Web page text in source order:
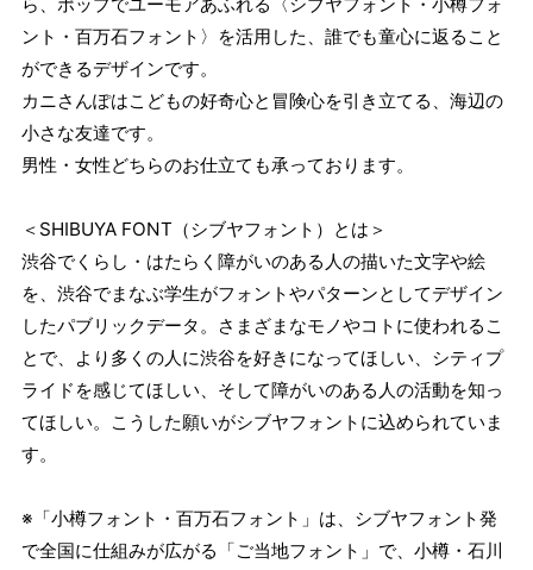
ント・百万石フォント〉を活用した、誰でも童心に返ること
ができるデザインです。
カニさんぽはこどもの好奇心と冒険心を引き立てる、海辺の
小さな友達です。
男性・女性どちらのお仕立ても承っております。
＜SHIBUYA FONT（シブヤフォント）とは＞
渋谷でくらし・はたらく障がいのある人の描いた文字や絵
を、渋谷でまなぶ学生がフォントやパターンとしてデザイン
したパブリックデータ。さまざまなモノやコトに使われるこ
とで、より多くの人に渋谷を好きになってほしい、シティプ
ライドを感じてほしい、そして障がいのある人の活動を知っ
てほしい。こうした願いがシブヤフォントに込められていま
す。
※「小樽フォント・百万石フォント」は、シブヤフォント発
で全国に仕組みが広がる「ご当地フォント」で、小樽・石川